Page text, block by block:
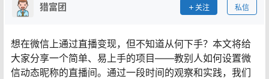
猎富团 关注 私信
想在微信上通过直播变现，但不知道从何下手？本文将给
大家分享一个简单、易上手的项目——教别人如何设置微
信动态昵称的直播间。通过一段时间的观察和实践，我们